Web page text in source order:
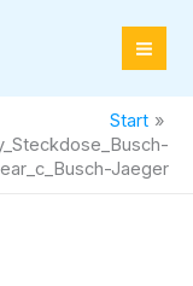
Start
Jaeger